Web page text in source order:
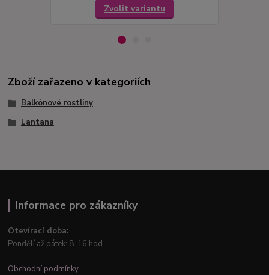
Zvolit variantu
Zboží zařazeno v kategoriích
Balkónové rostliny
Lantana
Informace pro zákazníky
Otevírací doba:
Pondělí až pátek: 8-16 hod.
Obchodní podmínky